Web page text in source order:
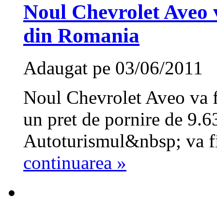
Noul Chevrolet Aveo
din Romania
Adaugat pe 03/06/2011
Noul Chevrolet Aveo va
un pret de pornire de
Autoturismul&nbsp; va
continuarea »